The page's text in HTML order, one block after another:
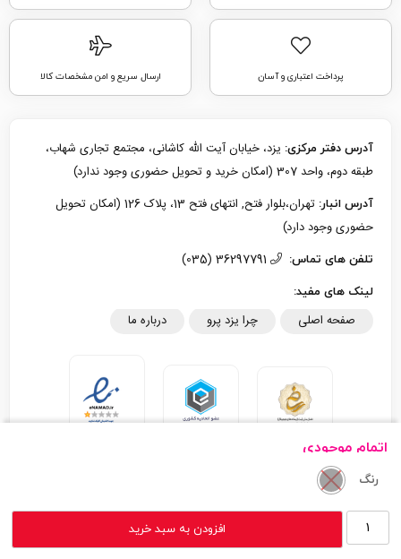
اتمام موجودی
رنگ
General
Luxe
افزودن به سبد خرید
پرداخت اعتباری و آسان ارسال سریع و امن مشخصات کالا
آدرس دفتر مرکزی: یزد، خیابان آیت الله کاشانی، مجتمع تجاری شهاب،
طبقه دوم، واحد 307 (امکان خرید و تحویل حضوری وجود ندارد)
آدرس انبار:
تهران،بلوار فتح, انتهای فتح 13، پلاک 126 (امکان تحویل
حضوری وجود دارد)
تلفن های تماس:
لینک های مفید:
صفحه اصلی چرا یزد پرو درباره ما
تمام حقوق مادی و معنوی این سایت متعلق به یزد پرو می‌باشد.
طراحی سایت - گروه نرم افزاری چابک